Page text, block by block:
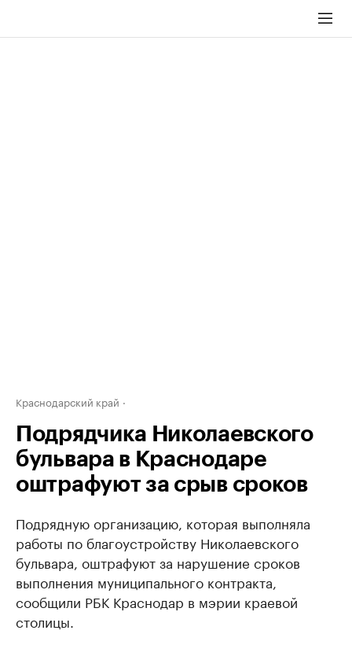
Краснодарский край
Подрядчика Николаевского
бульвара в Краснодаре
оштрафуют за срыв сроков
Подрядную организацию, которая выполняла
работы по благоустройству Николаевского
бульвара, оштрафуют за нарушение сроков
выполнения муниципального контракта,
сообщили РБК Краснодар в мэрии краевой
столицы.